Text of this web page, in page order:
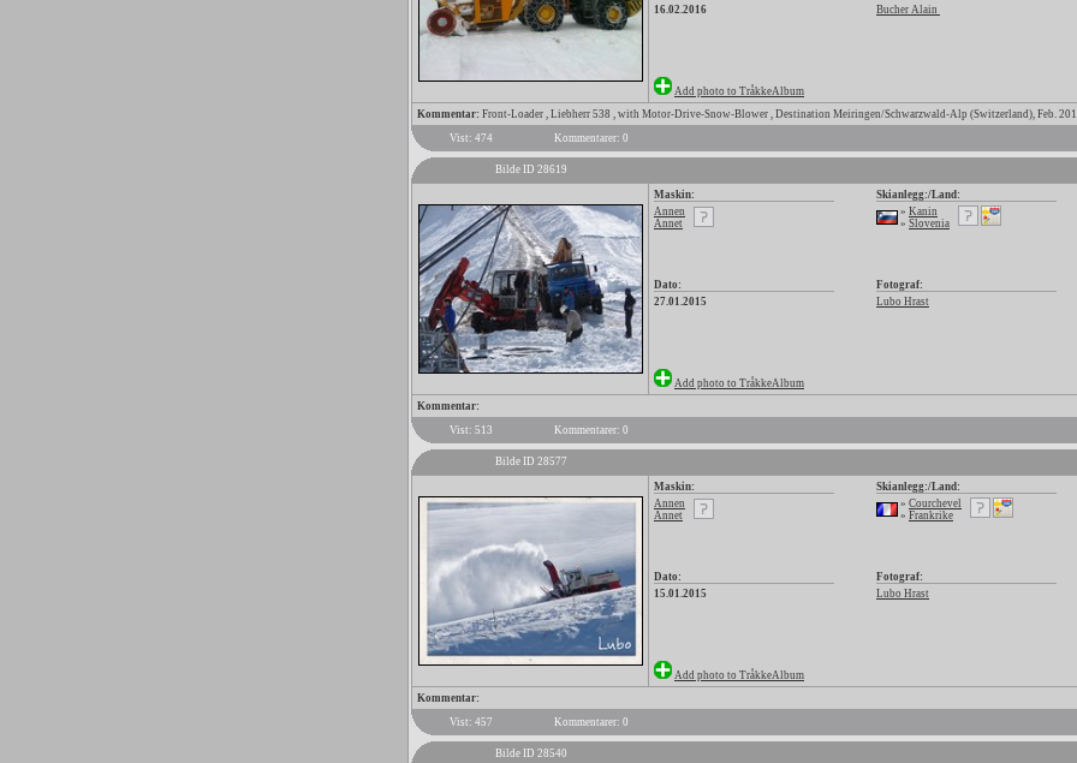
16.02.2016
Bucher Alain
Add photo to TråkkeAlbum
Kommentar: Front-Loader , Liebherr 538 , with Motor-Drive-Snow-Blower , Destination Meiringen/Schwarzwald-Alp (Switzerland), Feb.
Vist: 474
Kommentarer: 0
Bilde ID 28619
Maskin:
Annen
Annet
Skianlegg:/Land:
» Kanin
» Slovenia
Dato:
27.01.2015
Fotograf:
Lubo Hrast
Add photo to TråkkeAlbum
Kommentar:
Vist: 513
Kommentarer: 0
Bilde ID 28577
Maskin:
Annen
Annet
Skianlegg:/Land:
» Courchevel
» Frankrike
Dato:
15.01.2015
Fotograf:
Lubo Hrast
Add photo to TråkkeAlbum
Kommentar:
Vist: 457
Kommentarer: 0
Bilde ID 28540